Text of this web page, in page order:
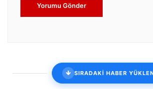
Yorumu Gönder
SIRADAKİ HABER